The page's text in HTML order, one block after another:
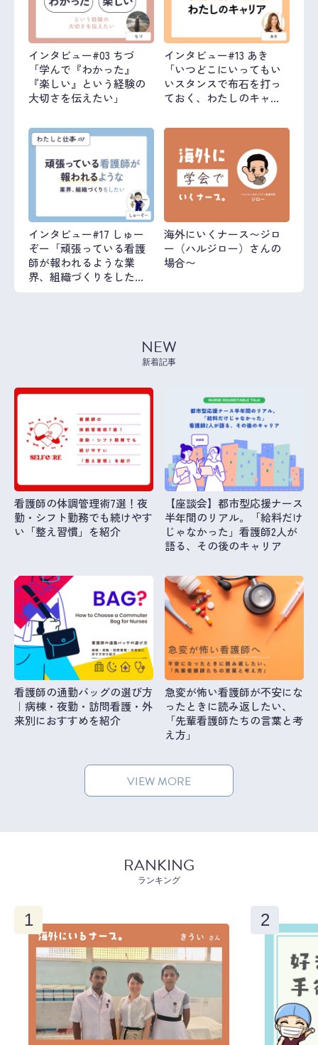
インタビュー#03 ちづ
「学んで『わかった』
『楽しい』という経験の
大切さを伝えたい」
インタビュー#13 あき
「いつどこにいってもい
いスタンスで布石を打っ
ておく、わたしのキャリ
インタビュー#17 しゅー
ぞー「頑張っている看護
師が報われるような業
界、組織づくりをした
海外にいくナース〜ジロ
ー（ハルジロー）さんの
場合〜
NEW
新着記事
看護師の体調管理術7選！夜
勤・シフト勤務でも続けやす
い「整え習慣」を紹介
【座談会】都市型応援ナース
半年間のリアル。「給料だけ
じゃなかった」看護師2人が
語る、その後のキャリア
看護師の通勤バッグの選び方
｜病棟・夜勤・訪問看護・外
来別におすすめを紹介
急変が怖い看護師が不安にな
ったときに読み返したい、
「先輩看護師たちの言葉と考
え方」
VIEW MORE
RANKING
ランキング